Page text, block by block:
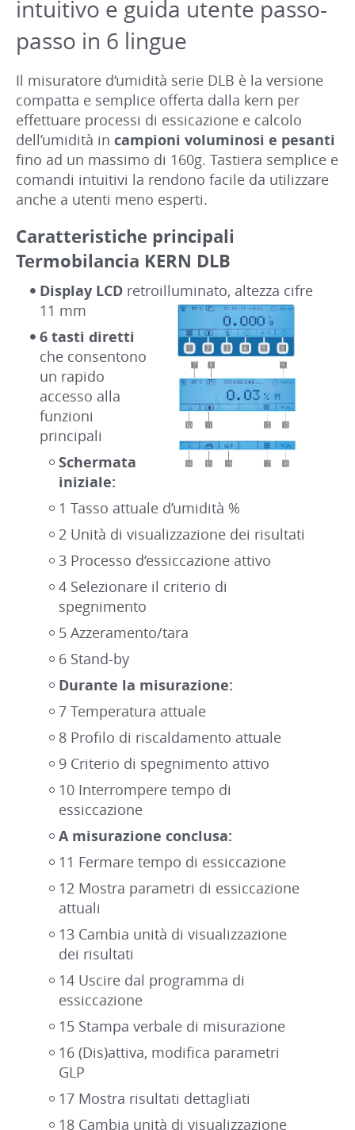
intuitivo e guida utente passo-
passo in 6 lingue
Il misuratore d‘umidità serie DLB è la versione
compatta e semplice offerta dalla kern per
effettuare processi di essicazione e calcolo
dell’umidità in campioni voluminosi e pesanti
fino ad un massimo di 160g. Tastiera semplice e
comandi intuitivi la rendono facile da utilizzare
anche a utenti meno esperti.
Caratteristiche principali
Termobilancia KERN DLB
Display LCD retroilluminato, altezza cifre
11 mm
6 tasti diretti
che consentono
un rapido
accesso alla
funzioni
principali
Schermata
iniziale:
1 Tasso attuale d’umidità %
2 Unità di visualizzazione dei risultati
3 Processo d‘essiccazione attivo
4 Selezionare il criterio di
spegnimento
5 Azzeramento/tara
6 Stand-by
Durante la misurazione:
7 Temperatura attuale
8 Profilo di riscaldamento attuale
9 Criterio di spegnimento attivo
10 Interrompere tempo di
essiccazione
A misurazione conclusa:
11 Fermare tempo di essiccazione
12 Mostra parametri di essiccazione
attuali
13 Cambia unità di visualizzazione
dei risultati
14 Uscire dal programma di
essiccazione
15 Stampa verbale di misurazione
16 (Dis)attiva, modifica parametri
GLP
17 Mostra risultati dettagliati
18 Cambia unità di visualizzazione